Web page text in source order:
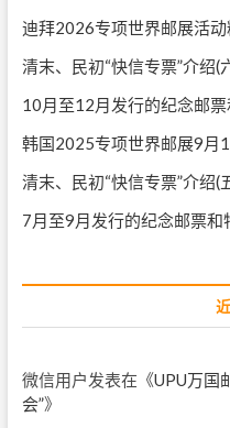
迪拜2026专项世界邮展活动
清末、民初“快信专票”介绍(
10月至12月发行的纪念邮
韩国2025专项世界邮展9月
清末、民初“快信专票”介绍(
7月至9月发行的纪念邮票和
微信用户 发表在《UPU万国
会”》